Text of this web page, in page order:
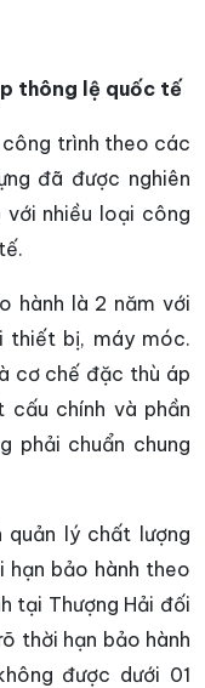
thông lệ quốc tế
công trình theo các
đã được nghiên
nhiều loại công
hành là 2 năm với
thiết bị, máy móc.
cơ chế đặc thù áp
cấu chính và phần
phải chuẩn chung
quản lý chất lượng
hạn bảo hành theo
tại Thượng Hải đối
thời hạn bảo hành
được dưới 01